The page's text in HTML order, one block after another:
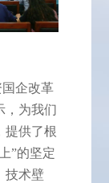
企改革
，为我们
提供了根
”的坚定
技术壁